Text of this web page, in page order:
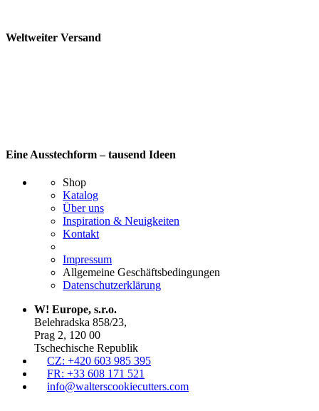
Weltweiter Versand
Eine Ausstechform – tausend Ideen
Shop
Katalog
Über uns
Inspiration & Neuigkeiten
Kontakt
Impressum
Allgemeine Geschäftsbedingungen
Datenschutzerklärung
W! Europe, s.r.o.
Belehradska 858/23,
Prag 2, 120 00
Tschechische Republik
CZ: +420 603 985 395
FR: +33 608 171 521
info@walterscookiecutters.com